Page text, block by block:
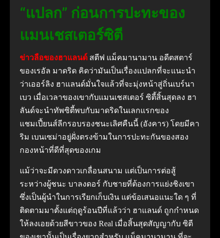
“แปลก” ก่อนการปะทะของ
แมนเชสเตอร์ซิตี
ข่าวลือของฮาแลนด์ สตีฟ แม็คมานามาน อดีตสตาร์
ของเรอัล มาดริด คิดว่ามันเป็นเรื่องแปลกที่จะแนะนำ
ว่าเออร์ลิง ฮาแลนด์มั่นใจแล้วที่จะมุ่งหน้าสู่ถิ่นเบร์นา
เบว เมื่อเวลาของเขากับแมนเชสเตอร์ ซิตี้สิ้นสุดลง ฮา
ลันด์จะนำทัพซิตี้พบกับมาดริดในเลกแรกของ
แชมเปี้ยนส์ลีกรอบรองชนะเลิศคืนนี้ (อังคาร) โดยมีคา
ริม เบนเซม่าอยู่ฝั่งตรงข้ามในการปะทะกันของสอง
กองหน้าที่ดีที่สุดของเกม
แม้ว่าจะมีดวงดาวเกลื่อนสนาม แต่เป็นการต่อสู้
ระหว่างผู้ชนะ บาลงดอร์ กับชายที่ต้องการแย่งชิงเขา
ซึ่งเป็นผู้นำในการเรียกเก็บเงิน แต่ข้อเสนอแนะใด ๆ ที่
ติดตามมาตั้งแต่ฤดูร้อนปีที่แล้วว่า ฮาแลนด์ ถูกกำหนด
ให้ลงเอยด้วยสีขาวของ Real เมื่อสิ้นสุดสัญญากับ ซิตี